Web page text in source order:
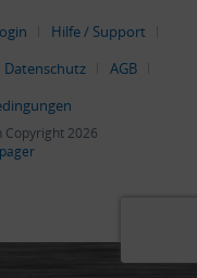
Hilfe / Support
Datenschutz
AGB
2026